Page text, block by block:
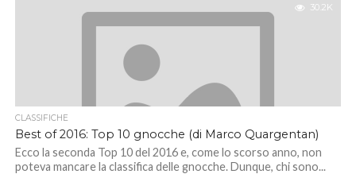
30.2K
CLASSIFICHE
Best of 2016: Top 10 gnocche (di Marco Quargentan)
Ecco la seconda Top 10 del 2016 e, come lo scorso anno, non
poteva mancare la classifica delle gnocche. Dunque, chi sono...